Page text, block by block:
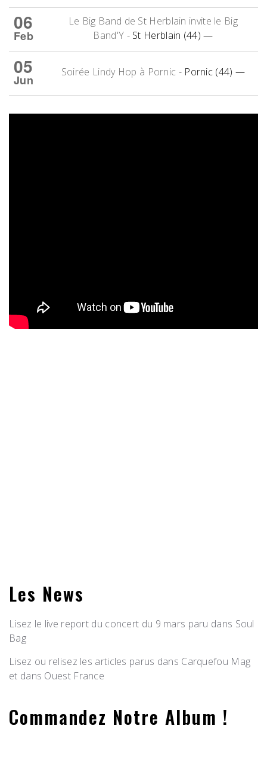
06
Feb
Le Big Band de St Herblain invite le Big
Band'Y - St Herblain (44) —
05
Jun
Soirée Lindy Hop à Pornic - Pornic (44) —
Les News
Lisez le live report du concert du 9 mars paru dans Soul
Bag
Lisez ou relisez les articles parus dans Carquefou Mag
et dans Ouest France
Commandez Notre Album !